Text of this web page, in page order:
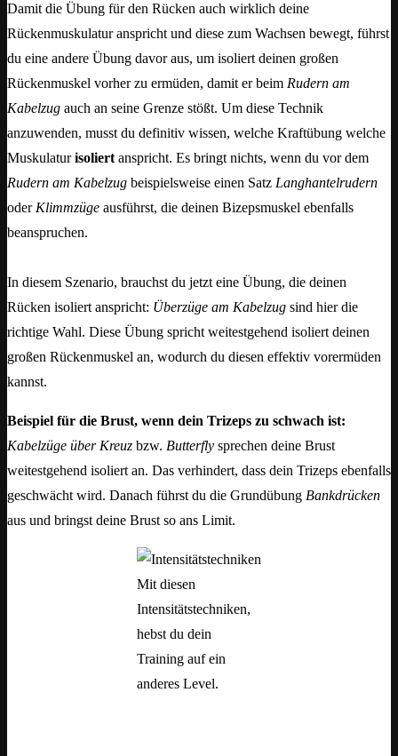
Damit die Übung für den Rücken auch wirklich deine
Rückenmuskulatur anspricht und diese zum Wachsen bewegt, führst
du eine andere Übung davor aus, um isoliert deinen großen
Rückenmuskel vorher zu ermüden, damit er beim Rudern am
Kabelzug auch an seine Grenze stößt. Um diese Technik
anzuwenden, musst du definitiv wissen, welche Kraftübung welche
Muskulaturisoliertanspricht. Es bringt nichts, wenn du vor dem
Rudern am Kabelzug beispielsweise einen Satz Langhantelrudern
oderKlimmzüge ausführst, die deinen Bizepsmuskel ebenfalls
beanspruchen.
In diesem Szenario, brauchst du jetzt eine Übung, die deinen
Rücken isoliert anspricht: Überzüge am Kabelzug sind hier die
richtige Wahl. Diese Übung spricht weitestgehend isoliert deinen
großen Rückenmuskel an, wodurch du diesen effektiv vorermüden
kannst.
Beispiel für die Brust, wenn dein Trizeps zu schwach ist:
Kabelzüge über Kreuz bzw. Butterfly sprechen deine Brust
weitestgehend isoliert an. Das verhindert, dass dein Trizeps ebenfalls
geschwächt wird. Danach führst du die Grundübung Bankdrücken
aus und bringst deine Brust so ans Limit.
Mit diesen
Intensitätstechniken,
hebst du dein
Training auf ein
anderes Level.